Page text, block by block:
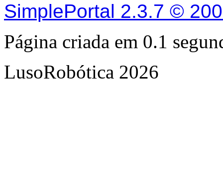
SimplePortal 2.3.7 ©
Página criada em 0.1
LusoRobótica 2026